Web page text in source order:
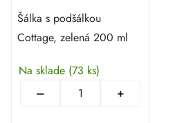
Šálka s podšálkou
Cottage, zelená 200 ml
Na sklade (73 ks)